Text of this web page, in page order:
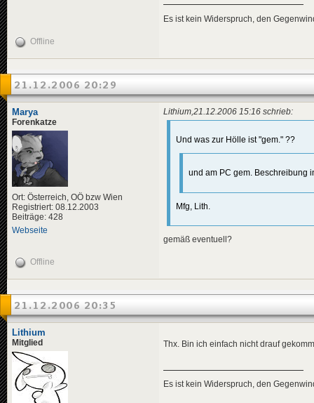
Es ist kein Widerspruch, den
Offline
21.12.2006 20:29
Marya
Forenkatze
Ort: Österreich, OÖ bzw Wien
Registriert: 08.12.2003
Beiträge: 428
Webseite
Lithium,21.12.2006 15:16 schrieb:
Und was zur Hölle ist "gem." ??
und am PC gem. Beschreibung
Mfg, Lith.
gemäß eventuell?
Offline
21.12.2006 20:35
Lithium
Mitglied Thx. Bin ich einfach nicht drauf
Es ist kein Widerspruch, den